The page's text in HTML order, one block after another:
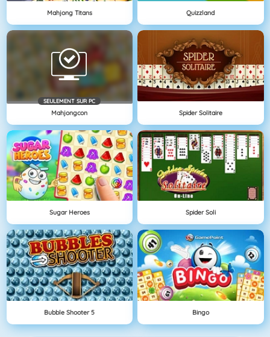
Mahjong Titans Quizzland
SEULEMENT SUR PC
Mahjongcon Spider Solitaire
Sugar Heroes Spider Soli
Bubble Shooter 5 Bingo